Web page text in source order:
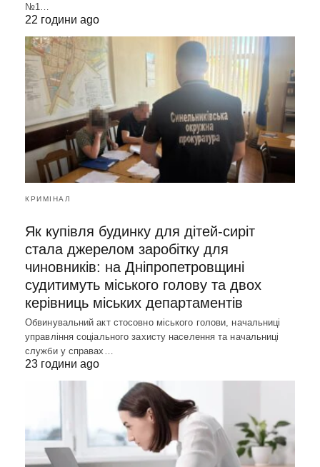
№1…
22 години ago
КРИМІНАЛ
Як купівля будинку для дітей-сиріт
стала джерелом заробітку для
чиновників: на Дніпропетровщині
судитимуть міського голову та двох
керівниць міських департаментів
Обвинувальний акт стосовно міського голови, начальниці
управління соціального захисту населення та начальниці
служби у справах…
23 години ago